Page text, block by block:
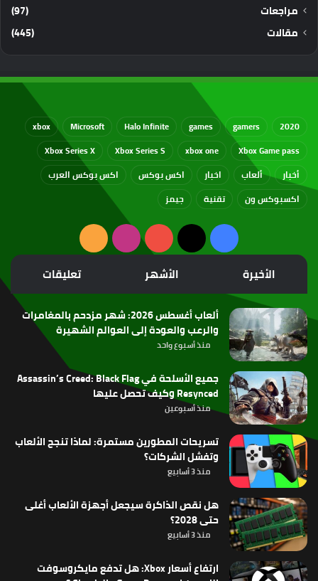
مراجعات
(97)
مقالات
(445)
2020
gamers
games
Halo Infinite
Microsoft
xbox
Xbox Game pass
xbox one
Xbox Series S
Xbox Series X
أخبار
ألعاب اخبار اكس بوكس
اكس بوكس العرب
اكسبوكس ون
تقنية جيمز
فيسبوك
‫X
‫YouTubeانستقرامملخص
الموقع
RSS
الأخيرة الأشهر تعليقات
ألعاب أغسطس 2026: شهر مزدحم بالمغامرات
والرعب والعودة إلى العوالم الشهيرة
منذ أسبوع واحد
جميع الأسلحة في Assassin’s Creed: Black Flag
Resynced وكيف تحصل عليها
منذ أسبوعين
تسريحات المطورين مستمرة: لماذا تنجح الألعاب
وتفشل الشركات؟
منذ 3 أسابيع
هل نقص الذاكرة سيجعل أجهزة الألعاب أغلى
حتى 2028؟
منذ 3 أسابيع
ارتفاع أسعار Xbox: هل تدفع مايكروسوفت